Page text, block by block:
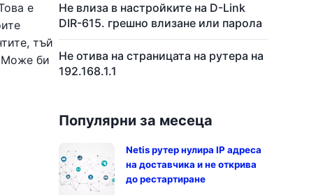
е
тъй
Може би
Не влиза в настройките на D-Link
DIR-615. грешно влизане или парола
Не отива на страницата на рутера на
192.168.1.1
Популярни за месеца
Netis рутер нулира IP адреса
на доставчика и не открива
до рестартиране